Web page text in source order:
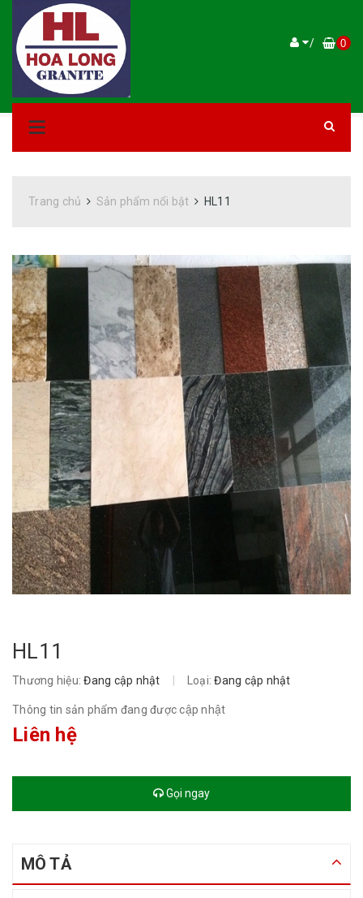
/ 0
Trang chủ Sản phẩm nổi bật HL11
HL11
Thương hiệu:Đang cập nhật Loại:Đang cập nhật
Thông tin sản phẩm đang được cập nhật
Liên hệ
Gọi ngay
MÔ TẢ